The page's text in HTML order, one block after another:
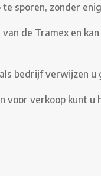
sporen, zonder
de Tramex en
bedrijf verwijzen u
voor verkoop kunt